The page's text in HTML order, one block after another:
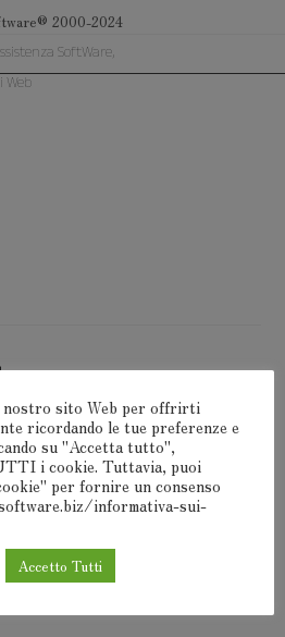
2000-2024
SoftWare,
un commento.
2000-2024
nostro sito Web per offrirti
ricordando le tue preferenze e
su "Accetta tutto",
i cookie. Tuttavia, puoi
per fornire un consenso
informativa-sui-
Accetto Tutti